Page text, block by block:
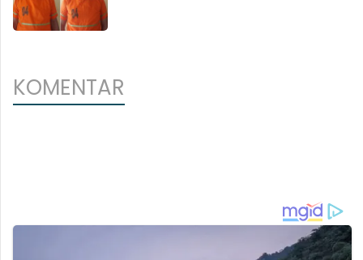
KOMENTAR